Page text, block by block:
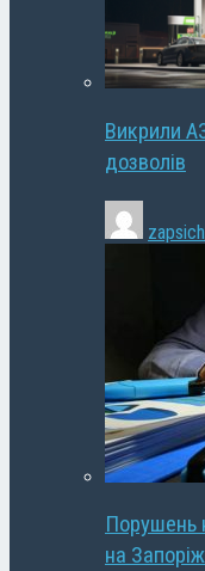
Викрили
дозволів
zapsich
Порушень
на